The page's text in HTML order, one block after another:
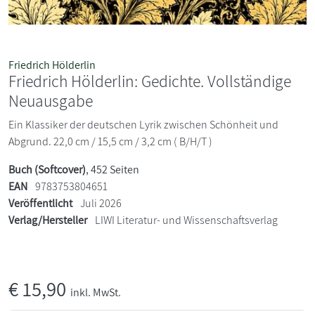
Friedrich Hölderlin
Friedrich Hölderlin: Gedichte. Vollständige
Neuausgabe
Ein Klassiker der deutschen Lyrik zwischen Schönheit und
Abgrund. 22,0 cm / 15,5 cm / 3,2 cm ( B/H/T )
Buch (Softcover), 452 Seiten
EAN 9783753804651
Veröffentlicht Juli 2026
Verlag/Hersteller LIWI Literatur- und Wissenschaftsverlag
€15,90 inkl. MwSt.